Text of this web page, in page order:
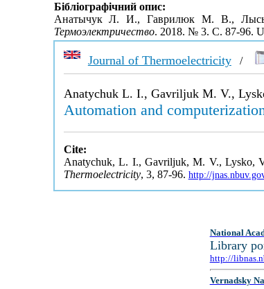
Бібліографічний опис:
Анатычук Л. И., Гаврилюк М. В.,
Термоэлектричество. 2018. № 3. С. 87-96.
Journal of Thermoelectricity/
Anatychuk L. I., Gavriljuk M. V.,
Automation and
Cite:
Anatychuk, L. I., Gavriljuk, M. V., Lysko,
Thermoelectricity, 3, 87-96. http://
National
Library
http://
Vernadsky